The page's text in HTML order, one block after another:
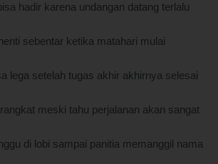
hadir karena undangan datang terlalu
sebentar ketika matahari mulai
lega setelah tugas akhir akhirnya selesai
meski tahu perjalanan akan sangat
di lobi sampai panitia memanggil nama